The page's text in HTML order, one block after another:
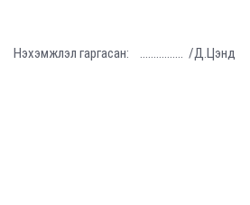
Нэхэмжлэл гаргасан: ................ /Д.Цэнд